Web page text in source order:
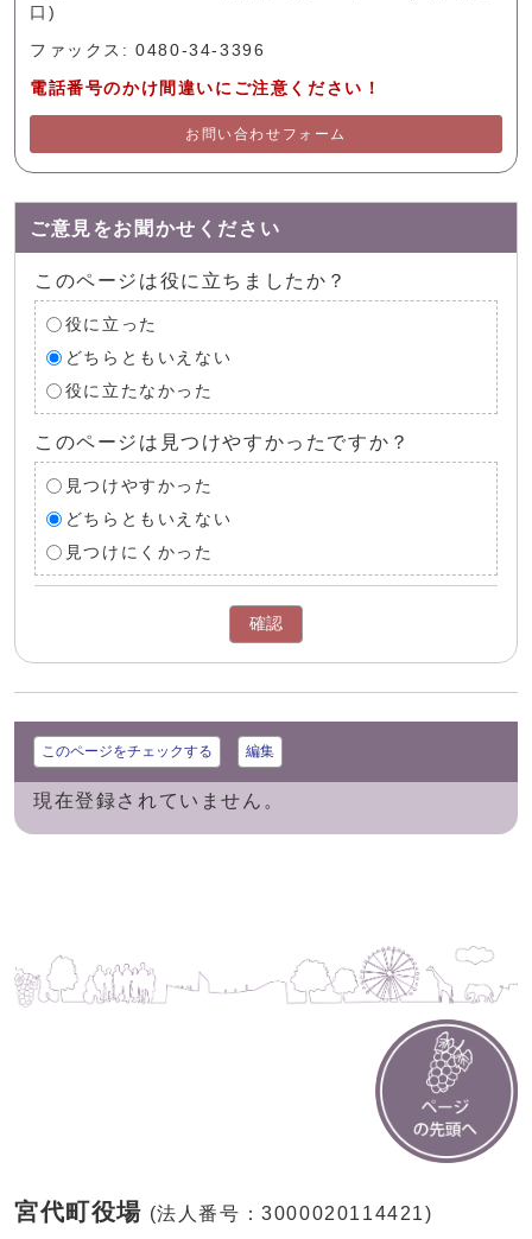
口)
ファックス: 0480-34-3396
電話番号のかけ間違いにご注意ください！
お問い合わせフォーム
ご意見をお聞かせください
このページは役に立ちましたか？
役に立った
どちらともいえない
役に立たなかった
このページは見つけやすかったですか？
見つけやすかった
どちらともいえない
見つけにくかった
確認
このページをチェックする 編集
現在登録されていません。
宮代町役場 (法人番号：3000020114421)